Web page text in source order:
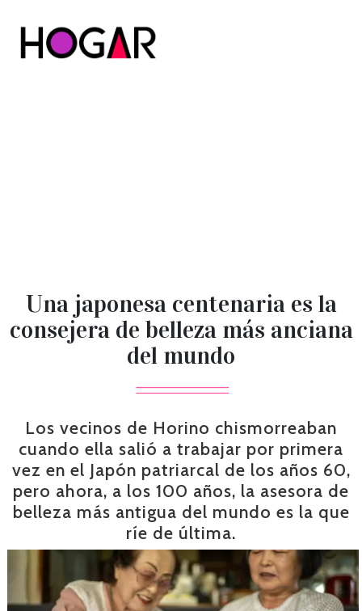
Una japonesa centenaria es la
consejera de belleza más anciana
del mundo
Los vecinos de Horino chismorreaban
cuando ella salió a trabajar por primera
vez en el Japón patriarcal de los años 60,
pero ahora, a los 100 años, la asesora de
belleza más antigua del mundo es la que
ríe de última.